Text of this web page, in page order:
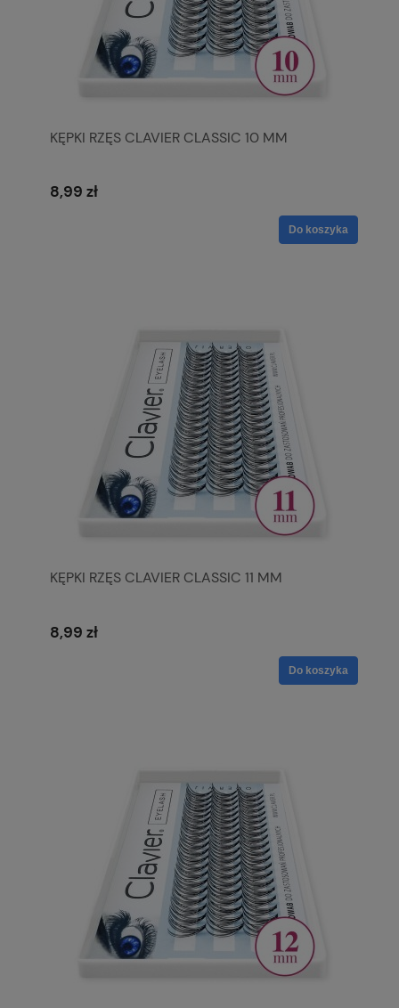
KĘPKI RZĘS CLAVIER CLASSIC 10 MM
8,99 zł
Do koszyka
KĘPKI RZĘS CLAVIER CLASSIC 11 MM
8,99 zł
Do koszyka